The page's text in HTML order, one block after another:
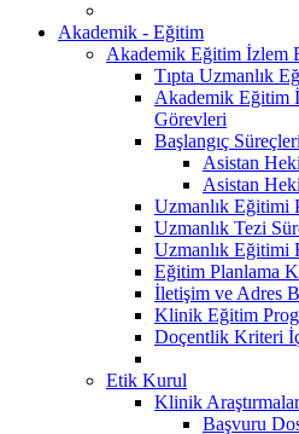
Akademik - Eğitim
Akademik Eğitim İzlem
Tıpta Uzmanlık
Akademik Eğitim
Görevleri
Başlangıç
Asistan
Asistan
Uzmanlık Eğitimi
Uzmanlık Tezi
Uzmanlık Eğitimi
Eğitim Planlama
İletişim ve Adres
Klinik Eğitim
Doçentlik Kriteri
Etik Kurul
Klinik
Başvuru